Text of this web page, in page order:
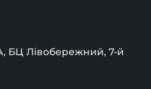
БЦ Лівобережний, 7-й